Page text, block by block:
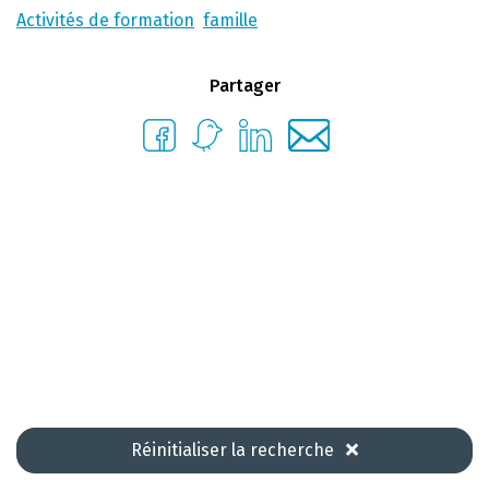
Activités de formation famille
Partager
Réinitialiser la recherche